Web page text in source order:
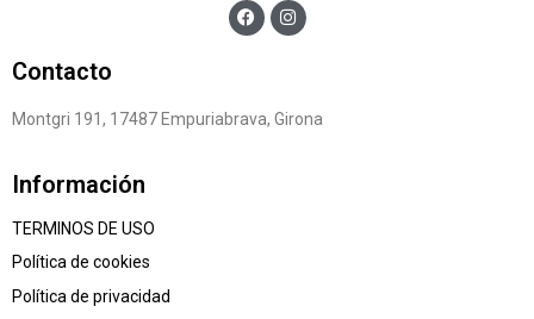
Contacto
Montgri 191, 17487 Empuriabrava, Girona
Información
TERMINOS DE USO
Política de cookies
Política de privacidad